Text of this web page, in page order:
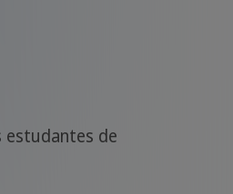
estudantes de